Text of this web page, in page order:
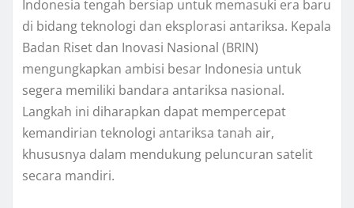
Indonesia tengah bersiap untuk memasuki era baru
di bidang teknologi dan eksplorasi antariksa. Kepala
Badan Riset dan Inovasi Nasional (BRIN)
mengungkapkan ambisi besar Indonesia untuk
segera memiliki bandara antariksa nasional.
Langkah ini diharapkan dapat mempercepat
kemandirian teknologi antariksa tanah air,
khususnya dalam mendukung peluncuran satelit
secara mandiri.